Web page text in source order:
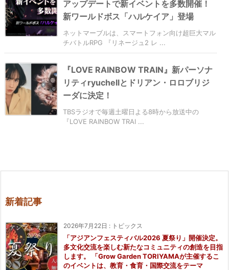
アップデートで新イベントを多数開催！
新ワールドボス「ハルケイア」登場
ネットマーブルは、スマートフォン向け超巨大マル
チバトルRPG 『リネージュ2 レ ...
『LOVE RAINBOW TRAIN』新パーソナ
リティryuchellとドリアン・ロロブリジ
ーダに決定！
TBSラジオで毎週土曜日よる8時から放送中の
『LOVE RAINBOW TRAI ...
新着記事
2026年7月22日 : トピックス
「アジアンフェスティバル2026 夏祭り」開催決定。
多文化交流を楽しむ新たなコミュニティの創造を目指
します。 「Grow Garden TORIYAMAが主催するこ
のイベントは、教育・食育・国際交流をテーマ